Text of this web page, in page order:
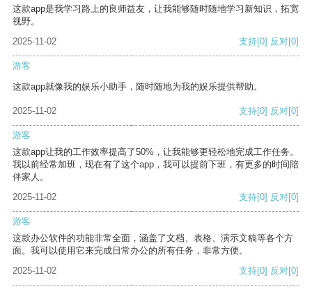
这款app是我学习路上的良师益友，让我能够随时随地学习新知识，拓宽
视野。
2025-11-02
支持[0] 反对[0]
游客
这款app就像我的娱乐小助手，随时随地为我的娱乐提供帮助。
2025-11-02 支持[0] 反对[0]
游客
这款app让我的工作效率提高了50%，让我能够更轻松地完成工作任务。
我以前经常加班，现在有了这个app，我可以提前下班，有更多的时间陪
伴家人。
2025-11-02
支持[0] 反对[0]
游客
这款办公软件的功能非常全面，涵盖了文档、表格、演示文稿等各个方
面。我可以使用它来完成日常办公的所有任务，非常方便。
2025-11-02
支持[0] 反对[0]